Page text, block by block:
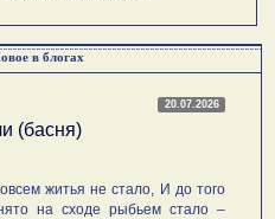
в блогах
20.07.2026
(басня)
житья не стало, И до того
на сходе рыбьем стало –